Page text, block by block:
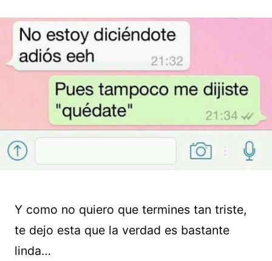
Y como no quiero que termines tan triste,
te dejo esta que la verdad es bastante
linda…